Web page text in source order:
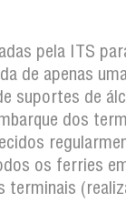
pela ITS
de apenas
suportes de
dos
os ferries
terminais